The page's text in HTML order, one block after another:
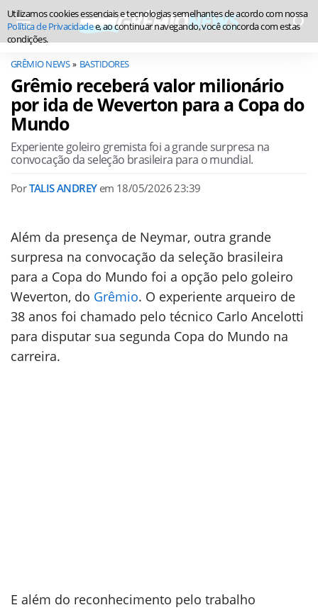
GRÊMIO NEWS BASTIDORES
Grêmio receberá valor milionário
por ida de Weverton para a Copa do
Mundo
Experiente goleiro gremista foi a grande surpresa na
convocação da seleção brasileira para o mundial.
PorTALIS ANDREYem 18/05/2026 23:39
Além da presença de Neymar, outra grande
surpresa na convocação da seleção brasileira
para a Copa do Mundo foi a opção pelo goleiro
Weverton, do Grêmio. O experiente arqueiro de
38 anos foi chamado pelo técnico Carlo Ancelotti
para disputar sua segunda Copa do Mundo na
carreira.
E além do reconhecimento pelo trabalho
Utilizamos cookies essenciais e tecnologias semelhantes de acordo com nossa
Política de Privacidadee, ao continuar navegando, você concorda com estas
condições.